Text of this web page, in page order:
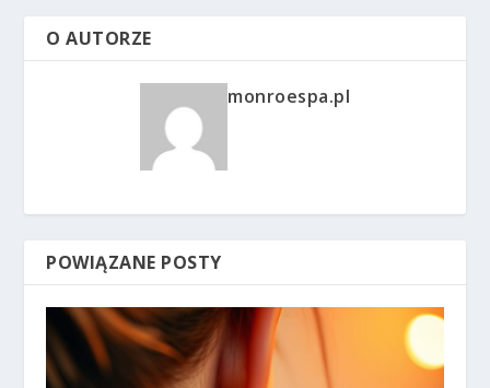
O AUTORZE
monroespa.pl
POWIĄZANE POSTY